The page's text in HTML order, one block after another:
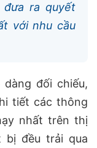
đưa ra quyết
với nhu cầu
đối chiếu,
tiết các thông
nhất trên thị
bị đều trải qua